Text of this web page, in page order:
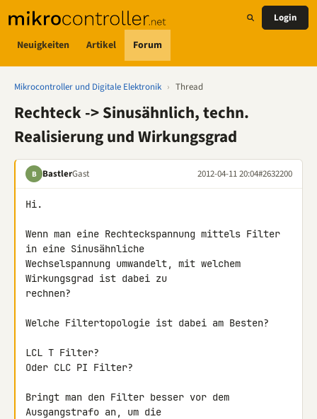
Neuigkeiten Artikel Forum
Login
Mikrocontroller und Digitale Elektronik › Thread
Rechteck -> Sinusähnlich, techn.
Realisierung und Wirkungsgrad
B BastlerGast 2012-04-11 20:04#2632200
Hi.
Wenn man eine Rechteckspannung mittels Filter
in eine Sinusähnliche
Wechselspannung umwandelt, mit welchem
Wirkungsgrad ist dabei zu
rechnen?
Welche Filtertopologie ist dabei am Besten?
LCL T Filter?
Oder CLC PI Filter?
Bringt man den Filter besser vor dem
Ausgangstrafo an, um die